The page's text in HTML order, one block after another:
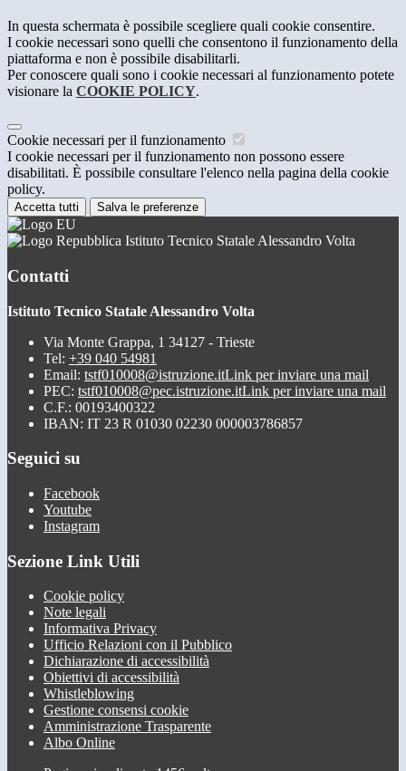
In questa schermata è possibile scegliere quali cookie consentire.
I cookie necessari sono quelli che consentono il funzionamento della
piattaforma e non è possibile disabilitarli.
Per conoscere quali sono i cookie necessari al funzionamento potete
visionare la COOKIE POLICY.
Cookie necessari per il funzionamento
I cookie necessari per il funzionamento non possono essere
disabilitati. È possibile consultare l'elenco nella pagina della cookie
policy.
Accetta tutti Salva le preferenze
Istituto Tecnico Statale Alessandro Volta
Contatti
Istituto Tecnico Statale Alessandro Volta
Via Monte Grappa, 1 34127 - Trieste
Tel: +39 040 54981
Email: tstf010008@istruzione.itLink per inviare una mail
PEC: tstf010008@pec.istruzione.itLink per inviare una mail
C.F.: 00193400322
IBAN: IT 23 R 01030 02230 000003786857
Seguici su
Facebook
Youtube
Instagram
Sezione Link Utili
Cookie policy
Note legali
Informativa Privacy
Ufficio Relazioni con il Pubblico
Dichiarazione di accessibilità
Obiettivi di accessibilità
Whistleblowing
Gestione consensi cookie
Amministrazione Trasparente
Albo Online